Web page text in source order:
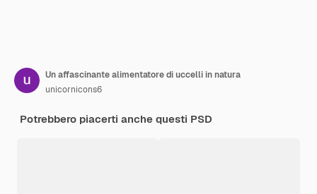
Un affascinante alimentatore di uccelli in natura
unicornicons6
Potrebbero piacerti anche questi PSD